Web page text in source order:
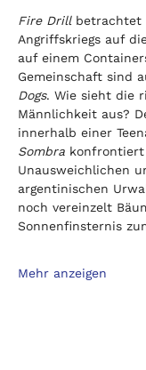
Fire Drill betrachtet
Angriffskriegs auf
auf einem
Gemeinschaft sind
Dogs. Wie sieht die
Männlichkeit aus?
innerhalb einer
Sombra konfrontiert
Unausweichlichen
argentinischen
noch vereinzelt
Sonnenfinsternis
Mehr anzeigen